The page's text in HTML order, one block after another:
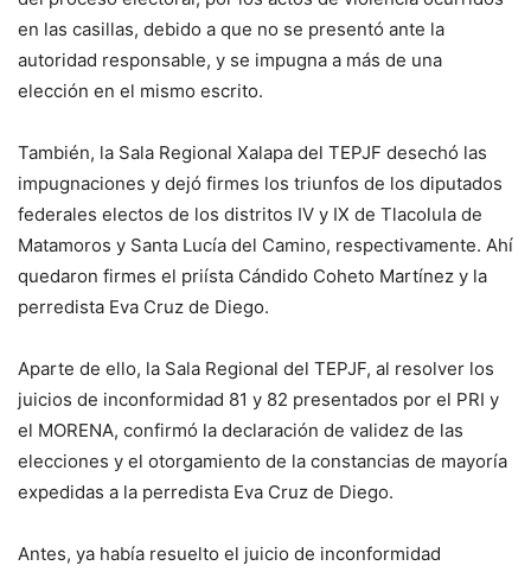
en las casillas, debido a que no se presentó ante la
autoridad responsable, y se impugna a más de una
elección en el mismo escrito.
También, la Sala Regional Xalapa del TEPJF desechó las
impugnaciones y dejó firmes los triunfos de los diputados
federales electos de los distritos IV y IX de Tlacolula de
Matamoros y Santa Lucía del Camino, respectivamente. Ahí
quedaron firmes el priísta Cándido Coheto Martínez y la
perredista Eva Cruz de Diego.
Aparte de ello, la Sala Regional del TEPJF, al resolver los
juicios de inconformidad 81 y 82 presentados por el PRI y
el MORENA, confirmó la declaración de validez de las
elecciones y el otorgamiento de la constancias de mayoría
expedidas a la perredista Eva Cruz de Diego.
Antes, ya había resuelto el juicio de inconformidad